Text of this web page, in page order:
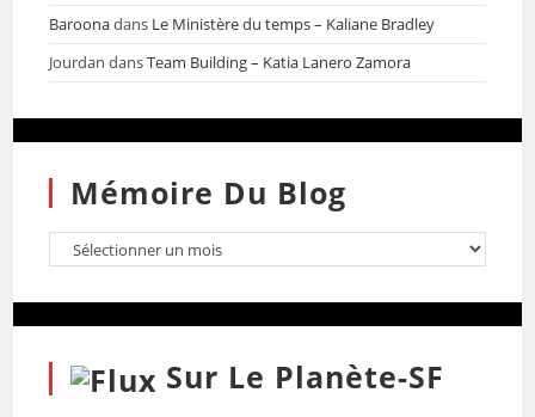
Baroonadans Le Ministère du temps – Kaliane Bradley
Jourdan dansTeam Building – Katia Lanero Zamora
Mémoire Du Blog
Sur Le Planète-SF